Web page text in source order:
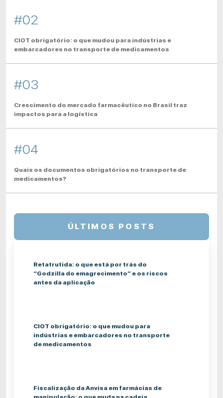
#02
CIOT obrigatório: o que mudou para indústrias e
embarcadores no transporte de medicamentos
#03
Crescimento do mercado farmacêutico no Brasil traz
impactos para a logística
#04
Quais os documentos obrigatórios no transporte de
medicamentos?
ÚLTIMOS POSTS
Retatrutida: o que está por trás do
“Godzilla do emagrecimento” e os riscos
antes da aplicação
CIOT obrigatório: o que mudou para
indústrias e embarcadores no transporte
de medicamentos
Fiscalização da Anvisa em farmácias de